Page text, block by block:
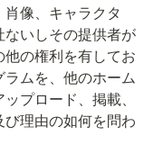
像、キャラクタ
いしその提供者が
の権利を有してお
ムを、他のホーム
プロード、掲載、
理由の如何を問わ